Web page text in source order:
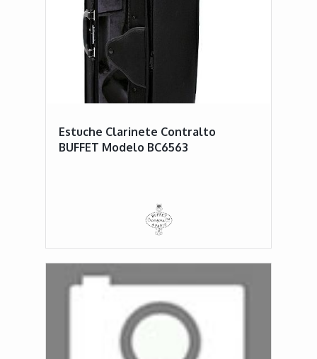
Estuche Clarinete Contralto
BUFFET Modelo BC6563